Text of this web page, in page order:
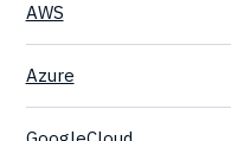
AWS
Azure